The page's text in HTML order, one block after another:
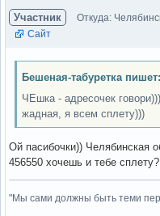
Участник Откуда:
Сайт
Бешеная-табуретка пишет:
ЧЕшка - адресочек
жадная, я всем сплету)))
Ой пасибочки)) Челябинская
456550 хочешь и тебе сплету?
"Мы сами должны быть теми